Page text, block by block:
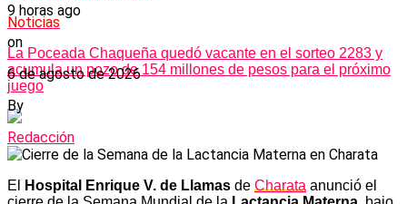
Noticias
La Poceada Chaqueña quedó vacante en el sorteo 2283 y
acumula un pozo de 154 millones de pesos para el próximo
juego
9 horas ago
on
6 de agosto de 2026
By
Redacción
El Hospital Enrique V. de Llamas de Charata anunció el